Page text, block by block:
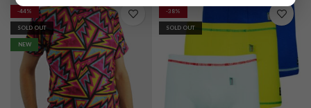
-44%
SOLD OUT
NEW
-38%
SOLD OUT